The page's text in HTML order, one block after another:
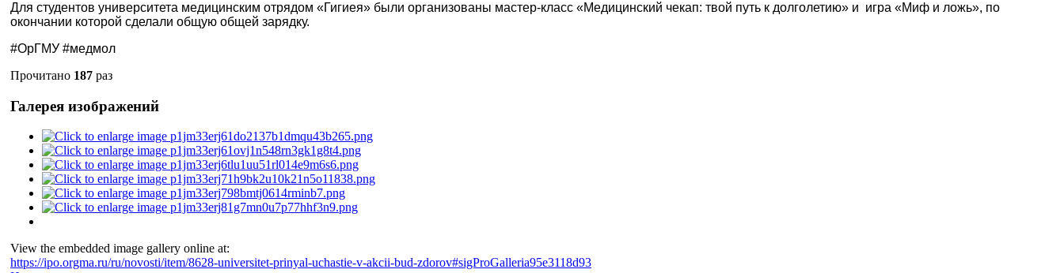
Для студентов университета медицинским отрядом «Гигиея» были организованы мастер-класс «Медицинский чекап: твой путь к долголетию» и игра «Миф и ложь», по
окончании которой сделали общую общей зарядку.
#ОрГМУ #медмол
Прочитано 187 раз
Галерея изображений
View the embedded image gallery online at:
https://ipo.orgma.ru/ru/novosti/item/8628-universitet-prinyal-uchastie-v-akcii-bud-zdorov#sigProGalleria95e3118d93